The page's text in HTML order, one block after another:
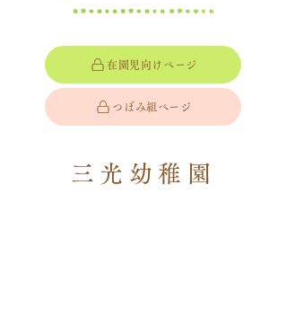
在園児向けページ
つぼみ組ページ
三光幼稚園